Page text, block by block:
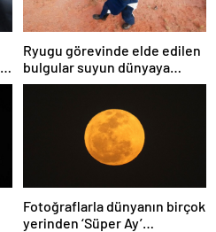
Ryugu görevinde elde edilen
bulgular suyun dünyaya
asteroitlerce getirilmiş
Fotoğraflarla dünyanın birçok
yerinden ‘Süper Ay’